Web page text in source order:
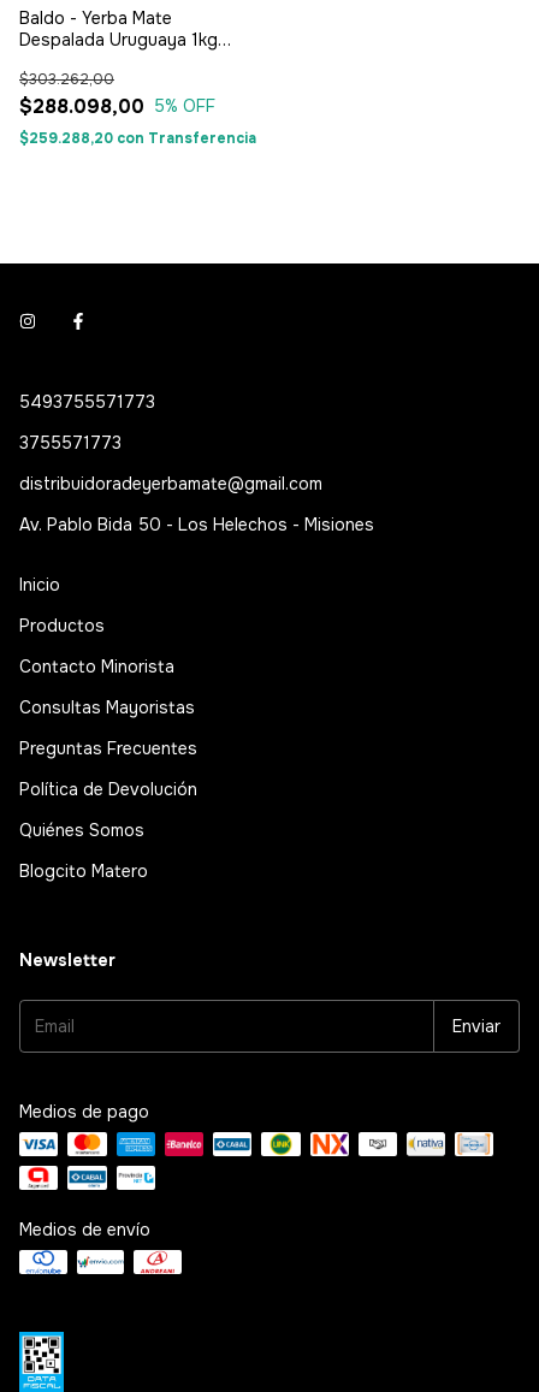
Baldo - Yerba Mate
Despalada Uruguaya 1kg
$288.098,00
$303.262,00
5% OFF
$259.288,20 con Transferencia
5493755571773
3755571773
distribuidoradeyerbamate@gmail.com
Av. Pablo Bida 50 - Los Helechos - Misiones
Inicio
Productos
Contacto Minorista
Consultas Mayoristas
Preguntas Frecuentes
Política de Devolución
Quiénes Somos
Blogcito Matero
Newsletter
Medios de pago
Medios de envío